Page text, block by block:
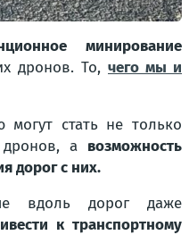
минирование
дронов. То, чего мы и
стать не только
а возможность
дорог с них.
вдоль дорог даже
к транспортному